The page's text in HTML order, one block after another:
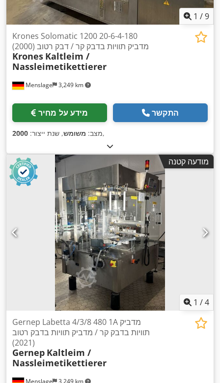
1 /9
Menslage 3,249 km
Krones Solomatic 1200 20-6-4-180
מדביק תוויות בדבק קר / דבק רטוב (2000)
Krones Kaltleim /
Nassleimetikettierer
מידע על מחיר התקשר
מצב: משומש, שנת ייצור: 2000 ,
מודעה קטנה
1 /4
Menslage 3,249 km
Gernep Labetta 4/3/8 480 1A מדביק
תוויות בדבק קר / מדביק תוויות בדבק רטוב
(2021)
Gernep Kaltleim /
Nassleimetikettierer